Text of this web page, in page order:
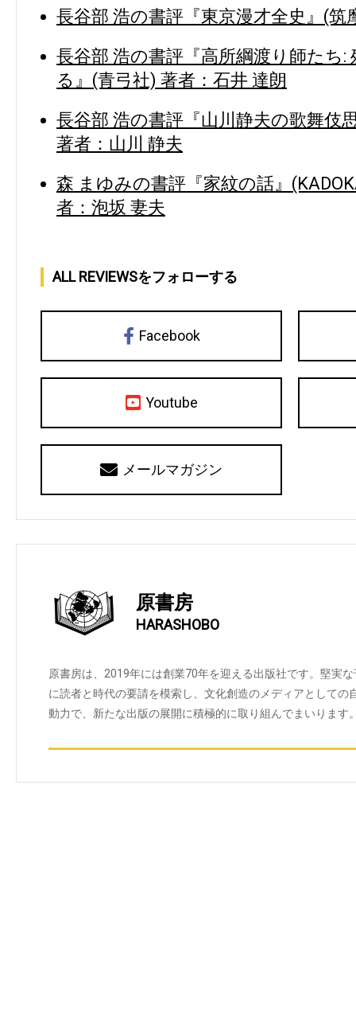
長谷部 浩の書評『東京漫才全史』(筑
長谷部 浩の書評『高所綱渡り師たち
る』(青弓社) 著者：石井 達朗
長谷部 浩の書評『山川静夫の歌舞伎
著者：山川 静夫
森 まゆみの書評『家紋の話』
者：泡坂 妻夫
ALL REVIEWSをフォローする
Facebook
Youtube
メールマガジン
原書房
HARASHOBO
原書房は、2019年には創業70年を迎える出版社です。堅実
に読者と時代の要請を模索し、文化創造のメディアとしての
動力で、新たな出版の展開に積極的に取り組んでまいります